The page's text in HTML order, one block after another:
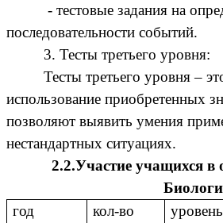
- тестовые задания на
последовательности событий.
3. Тесты третьего уровня:
Тесты третьего уровня –
использование приобретенных
позволяют выявить умения
нестандартных ситуациях.
2.2.Участие учащихся в
год
кол-во
уровень